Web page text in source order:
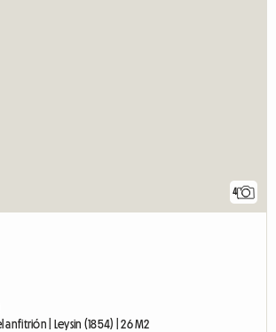
4
anfitrión | Leysin (1854) | 26 M2